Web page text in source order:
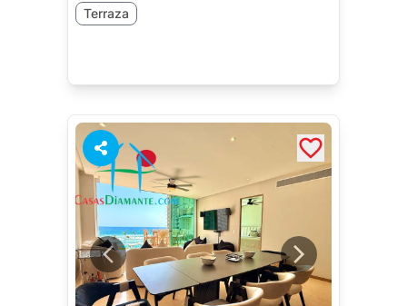
Terraza